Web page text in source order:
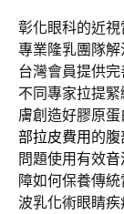
彰化眼科的近視
專業隆乳團隊解
台灣會員提供
不同專家拉提
膚創造好膠原
部拉皮費用 的
問題使用有效音
障如何保養傳
波乳化術眼睛